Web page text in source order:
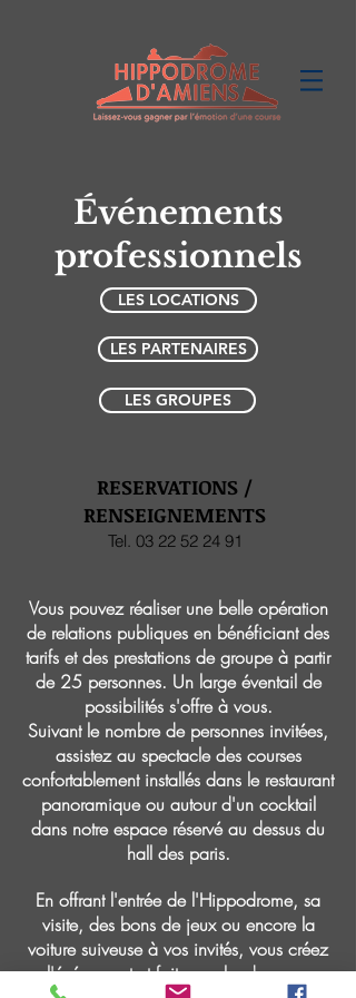
Événements
professionnels
LES LOCATIONS
LES PARTENAIRES
LES GROUPES
RESERVATIONS /
RENSEIGNEMENTS
Tel. 03 22 52 24 91
Vous pouvez réaliser une belle opération
de relations publiques en bénéficiant des
tarifs et des prestations de groupe à partir
de 25 personnes. Un large éventail de
possibilités s'offre à vous.
Suivant le nombre de personnes invitées,
assistez au spectacle des courses
confortablement installés dans le restaurant
panoramique ou autour d'un cocktail
dans notre espace réservé au dessus du
hall des paris.
En offrant l'entrée de l'Hippodrome, sa
visite, des bons de jeux ou encore la
voiture suiveuse à vos invités, vous créez
l'événement et faites parler de vous.